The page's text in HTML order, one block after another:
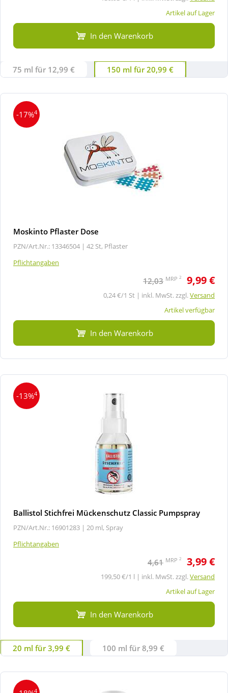
Artikel auf Lager
In den Warenkorb
75 ml für 12,99 € 150 ml für 20,99 €
-17%4
Moskinto Pflaster Dose
PZN/Art.Nr.: 13346504 | 42 St, Pflaster
Pflichtangaben
12,03 MRP 2 9,99 €
0,24 €/1 St | inkl. MwSt. zzgl.Versand
Artikel verfügbar
In den Warenkorb
-13%4
Ballistol Stichfrei Mückenschutz Classic Pumpspray
PZN/Art.Nr.: 16901283 | 20 ml, Spray
Pflichtangaben
4,61 MRP 2 3,99 €
199,50 €/1 l | inkl. MwSt. zzgl.Versand
Artikel auf Lager
In den Warenkorb
20 ml für 3,99 € 100 ml für 8,99 €
4